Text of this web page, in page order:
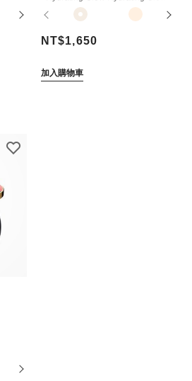
NT$1,650
加入購物車